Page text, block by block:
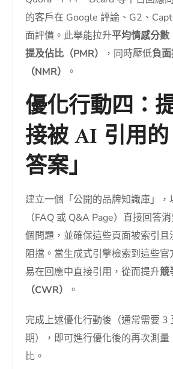
的客戶在 Google 評論、G2、
面評價。此舉能拉升平均情感分數
提及佔比（PMR）
，同時壓低負
（NMR）
。
優化行動四：
接被 AI 引用
答案」
建立一個「公開的品牌知識庫」，
（FAQ 或 Q&A Page）直接回答
個問題，並確保這些頁面被索引
阻擋。當生成式引擎檢索到這些
易在回應中直接引用，從而提升競
（CWR）
。
完成上述優化行動後（通常需要 3
期），即可進行優化後的再次測
比。